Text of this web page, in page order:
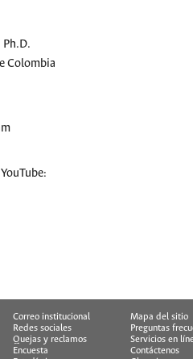
Ph.D.
Colombia
Correo institucional
Mapa del sitio
Redes sociales
Preguntas
Quejas y reclamos
Servicios en
Encuesta
Contáctenos